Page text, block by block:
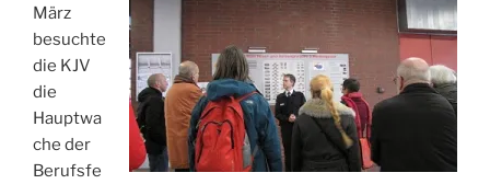
März
besuchte
die KJV
die
Hauptwa
che der
Berufsfe